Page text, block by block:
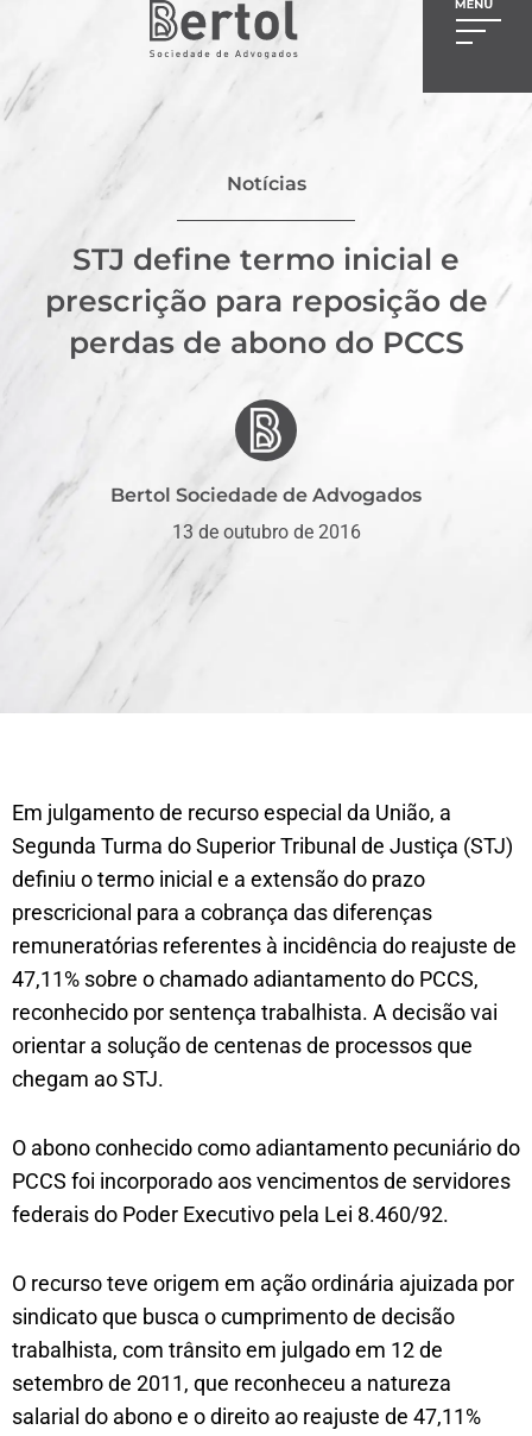
Notícias
STJ define termo inicial e
prescrição para reposição de
perdas de abono do PCCS
Bertol Sociedade de Advogados
13 de outubro de 2016
Em julgamento de recurso especial da União, a
Segunda Turma do Superior Tribunal de Justiça (STJ)
definiu o termo inicial e a extensão do prazo
prescricional para a cobrança das diferenças
remuneratórias referentes à incidência do reajuste de
47,11% sobre o chamado adiantamento do PCCS,
reconhecido por sentença trabalhista. A decisão vai
orientar a solução de centenas de processos que
chegam ao STJ.
O abono conhecido como adiantamento pecuniário do
PCCS foi incorporado aos vencimentos de servidores
federais do Poder Executivo pela Lei 8.460/92.
O recurso teve origem em ação ordinária ajuizada por
sindicato que busca o cumprimento de decisão
trabalhista, com trânsito em julgado em 12 de
setembro de 2011, que reconheceu a natureza
salarial do abono e o direito ao reajuste de 47,11%